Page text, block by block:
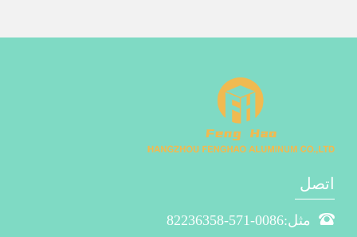
اتصل
مثل:0086-571-82236358